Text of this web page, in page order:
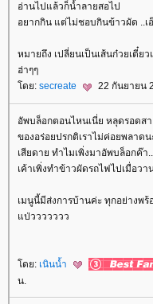
อ่านไปแล้วก็น้ำลายสอไป
อยากกิน แต่ไม่ชอบกินข้าวผัด ..เ
หมายถึง เปลี่ยนเป็นเส้นก๋วยเตี๋ย
ฮ่าๆๆ
ดย: secreate 22 กันยายน
อัพบล็อกตอนไหนเนี่ย หลุดรอดส
ของอร่อยปรกติเราไม่ค่อยพลาดน
เสียดาย ทำไมเพิ่งมาอัพบล็อกค๊า...
เค้าเพิ่งทำข้าวผัดรถไฟไปเมื่อวา
เมนูนี้มีส่งการบ้านค่ะ ทุกอย่างพ
ป่ววววววว
ดย: เนินน้ำ
น.